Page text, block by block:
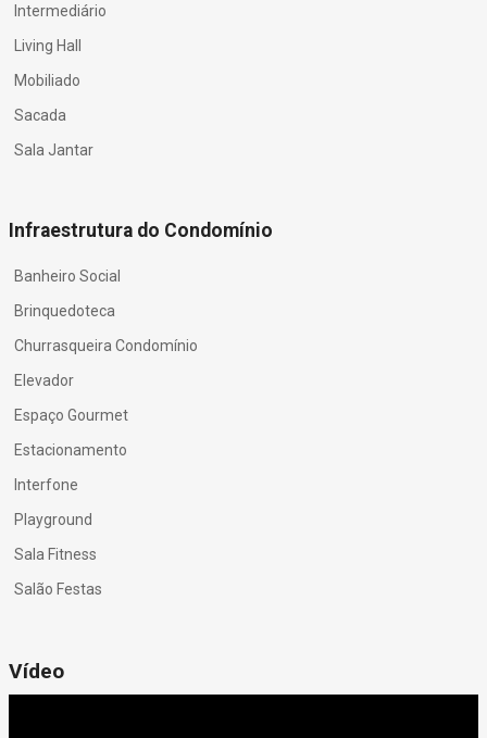
Intermediário
Living Hall
Mobiliado
Sacada
Sala Jantar
Infraestrutura do Condomínio
Banheiro Social
Brinquedoteca
Churrasqueira Condomínio
Elevador
Espaço Gourmet
Estacionamento
Interfone
Playground
Sala Fitness
Salão Festas
Vídeo